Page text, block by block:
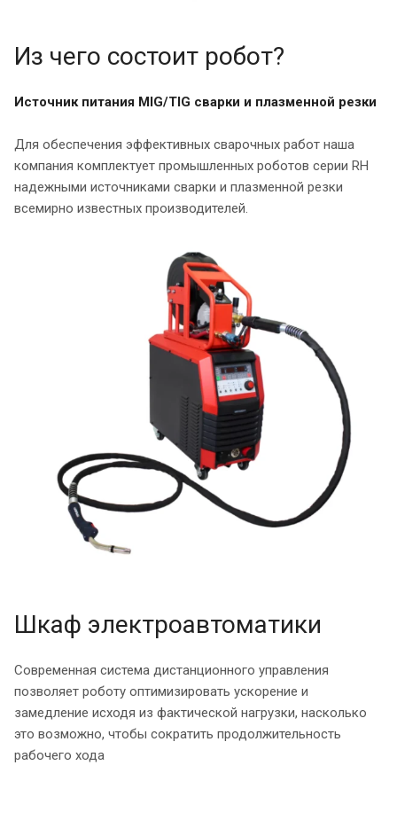
Из чего состоит робот?
Источник питания MIG/TIG сварки и плазменной резки
Для обеспечения эффективных сварочных работ наша
компания комплектует промышленных роботов серии RH
надежными источниками сварки и плазменной резки
всемирно известных производителей.
Шкаф электроавтоматики
Современная система дистанционного управления
позволяет роботу оптимизировать ускорение и
замедление исходя из фактической нагрузки, насколько
это возможно, чтобы сократить продолжительность
рабочего хода